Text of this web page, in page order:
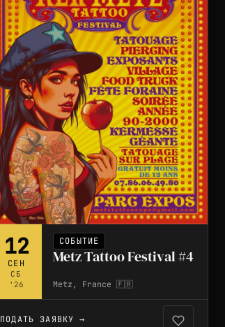
12
СЕН
СБ
'26
СОБЫТИЕ
Metz Tattoo Festival #4
Metz, France 🇫🇷
ПОДАТЬ ЗАЯВКУ →